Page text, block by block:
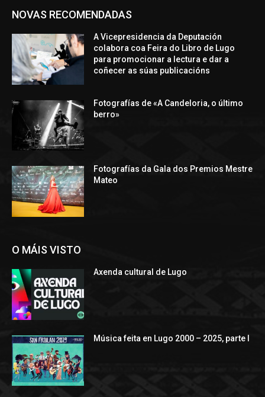
NOVAS RECOMENDADAS
A Vicepresidencia da Deputación
colabora coa Feira do Libro de Lugo
para promocionar a lectura e dar a
coñecer as súas publicacións
Fotografías de «A Candeloria, o último
berro»
Fotografías da Gala dos Premios Mestre
Mateo
O MÁIS VISTO
Axenda cultural de Lugo
Música feita en Lugo 2000 – 2025, parte I